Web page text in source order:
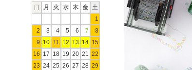
日
月 火 水 木 金
土
1
2
3 4 5 6 7
8
9 10 11 12 13 14 15
16 17 18 19 20 21
22
23 24 25 26 27 28 29